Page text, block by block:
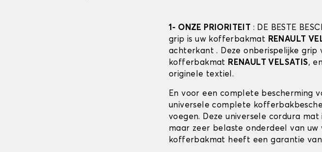
1- ONZE PRIORITEIT : DE BESTE
grip is uw kofferbakmat RENAULT
achterkant . Deze onberispelijke
kofferbakmat RENAULT VELSATIS,
originele textiel.
En voor een complete bescherming
universele complete
voegen. Deze universele cordura
maar zeer belaste onderdeel van uw
kofferbakmat heeft een garantie van